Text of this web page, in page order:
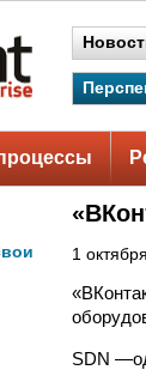
1
SDN